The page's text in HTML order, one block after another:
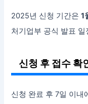
2025년 신청 기간은1
처기업부 공식 발표 일
신청 후 접수 확
신청 완료 후 7일 이내